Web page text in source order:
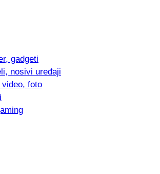
Goran Jović, fotograf -
gadgeti
nosivi uređaji
video, foto